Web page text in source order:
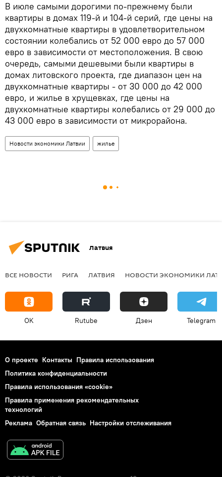
В июле самыми дорогими по-прежнему были
квартиры в домах 119-й и 104-й серий, где цены на
двухкомнатные квартиры в удовлетворительном
состоянии колебались от 52 000 евро до 57 000
евро в зависимости от местоположения. В свою
очередь, самыми дешевыми были квартиры в
домах литовского проекта, где диапазон цен на
двухкомнатные квартиры - от 30 000 до 42 000
евро, и жилье в хрущевках, где цены на
двухкомнатные квартиры колебались от 29 000 до
43 000 евро в зависимости от микрорайона.
Новости экономики Латвии жилье
Латвия
ВСЕ НОВОСТИ РИГА ЛАТВИЯ НОВОСТИ ЭКОНОМИКИ
OK Rutube Дзен Telegram
О проекте Контакты Правила использования
Политика конфиденциальности
Правила использования «cookie»
Правила применения рекомендательных
технологий
Реклама Обратная связь Настройки отслеживания